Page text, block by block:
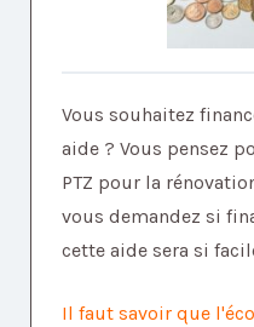
Vous souhaitez
aide ? Vous pensez
PTZ pour la
vous demandez si
cette aide sera si
Il faut savoir que